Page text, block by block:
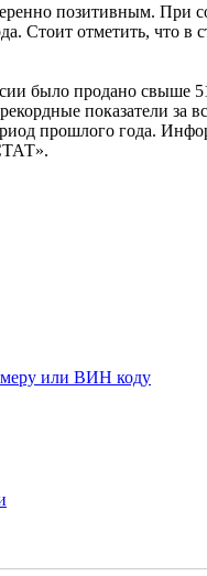
позитивным. При
Стоит отметить, что
было продано свыше
показатели
прошлого года.
или ВИН коду